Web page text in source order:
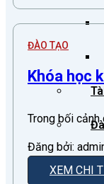
ĐÀO TẠO
Khóa học
Trong bối
Đăng bởi:
XEM CHI